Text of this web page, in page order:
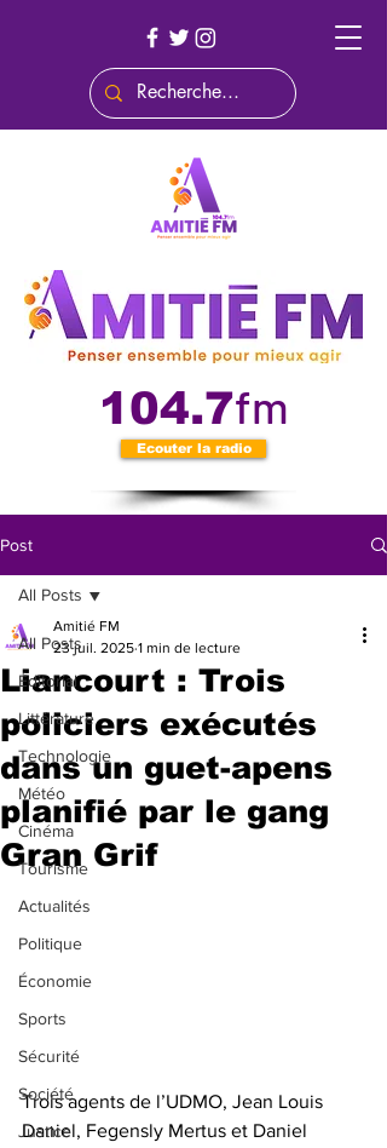
104.7fm
Ecouter la radio
Post
All Posts
Éditorial
Littérature
Technologie
Météo
Cinéma
Tourisme
Actualités
Politique
Économie
Sports
Sécurité
Société
Justice
All Posts
Liancourt : Trois
policiers exécutés
dans un guet-apens
planifié par le gang
Gran Grif
Amitié FM
23 juil. 2025 1 min de lecture
Trois agents de l’UDMO, Jean Louis
Daniel, Fegensly Mertus et Daniel